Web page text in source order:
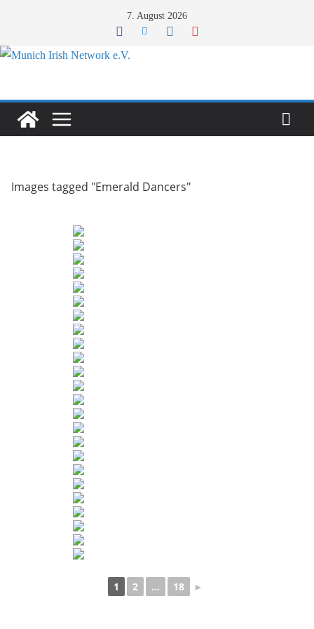
springen
7. August 2026
Images tagged "Emerald Dancers"
1 2 ... 18 ►